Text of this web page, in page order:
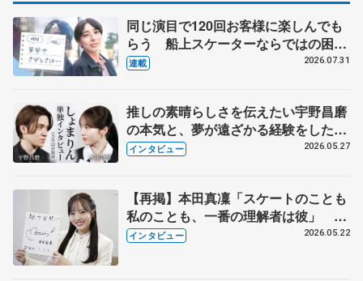
同じ演目で120回お客様に楽しんでも
らう 船上スケーターならではの困難
とは 影響あったPIW前キャプテン松
連載 2026.07.31
推しの素晴らしさを伝えたい宇野昌磨
の本気と、夢が遠ざかる経験をした本
田真凜の覚悟
インタビュー 2026.05.27
【再掲】本田真凜「スケートのことも
私のことも、一番の理解者は彼」 引
退時の単独インタビューで語った競技
インタビュー 2026.05.22